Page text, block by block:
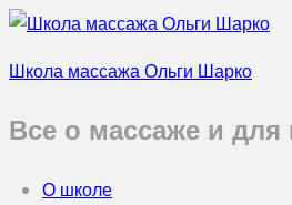
Школа массажа Ольги Шарко
Все о массаже и для
О школе